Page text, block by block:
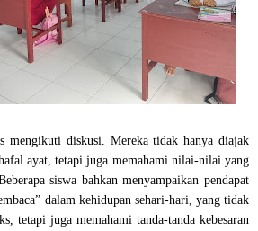
mengikuti diskusi. Mereka tidak hanya diajak
ayat, tetapi juga memahami nilai-nilai yang
siswa bahkan menyampaikan pendapat
dalam kehidupan sehari-hari, yang tidak
tetapi juga memahami tanda-tanda kebesaran